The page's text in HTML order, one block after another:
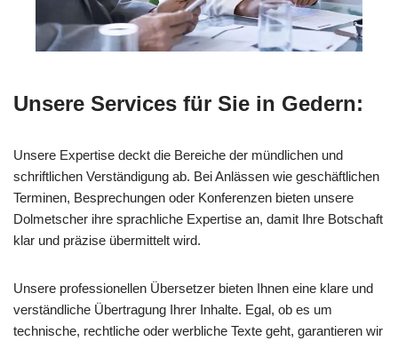
Unsere Services für Sie in Gedern:
Unsere Expertise deckt die Bereiche der mündlichen und
schriftlichen Verständigung ab. Bei Anlässen wie geschäftlichen
Terminen, Besprechungen oder Konferenzen bieten unsere
Dolmetscher ihre sprachliche Expertise an, damit Ihre Botschaft
klar und präzise übermittelt wird.
Unsere professionellen Übersetzer bieten Ihnen eine klare und
verständliche Übertragung Ihrer Inhalte. Egal, ob es um
technische, rechtliche oder werbliche Texte geht, garantieren wir